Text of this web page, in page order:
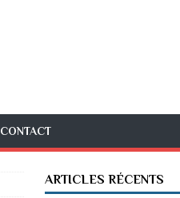
CONTACT
ARTICLES RÉCENTS